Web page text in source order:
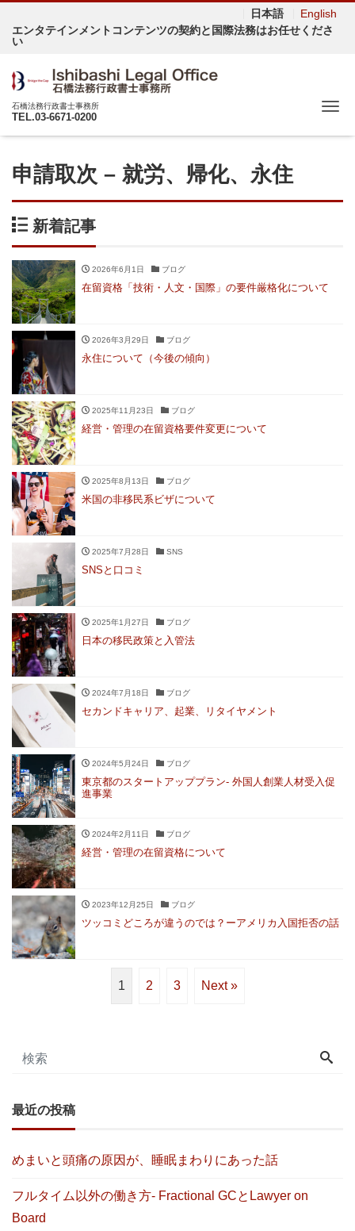
日本語
English
エンタテインメントコンテンツの契約と国際法務はお任せくださ
い
石橋法務行政書士事務所
TEL.03-6671-0200
申請取次 – 就労、帰化、永住
新着記事
2026年6月1日 ブログ
在留資格「技術・人文・国際」の要件厳格化について
2026年3月29日 ブログ
永住について（今後の傾向）
2025年11月23日 ブログ
経営・管理の在留資格要件変更について
2025年8月13日 ブログ
米国の非移民系ビザについて
2025年7月28日 SNS
SNSと口コミ
2025年1月27日 ブログ
日本の移民政策と入管法
2024年7月18日 ブログ
セカンドキャリア、起業、リタイヤメント
2024年5月24日 ブログ
東京都のスタートアッププラン- 外国人創業人材受入促
進事業
2024年2月11日 ブログ
経営・管理の在留資格について
2023年12月25日 ブログ
ツッコミどころが違うのでは？ーアメリカ入国拒否の話
1 2 3 Next »
最近の投稿
めまいと頭痛の原因が、睡眠まわりにあった話
フルタイム以外の働き方- Fractional GCとLawyer on
Board